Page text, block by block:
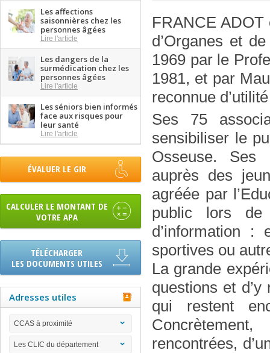
Les affections
saisonnières chez les
personnes âgées
Lire l'article
Les dangers de la
surmédication chez les
personnes âgées
Lire l'article
Les séniors bien informés
face aux risques pour
leur santé
Lire l'article
ÉVALUER LE GIR
CALCULER LE MONTANT DE
VOTRE APA
TÉLÉCHARGER
LES DOCUMENTS UTILES
Adresses utiles
CCAS à proximité
Les CLIC du département
FRANCE ADOT
d’Organes et
1969 par le
1981, et par
reconnue
Ses 75
sensibiliser le
Osseuse. Ses
auprès des
agréée par
public lors de
d’information :
sportives ou
La grande
questions et
qui restent
rencontrées,